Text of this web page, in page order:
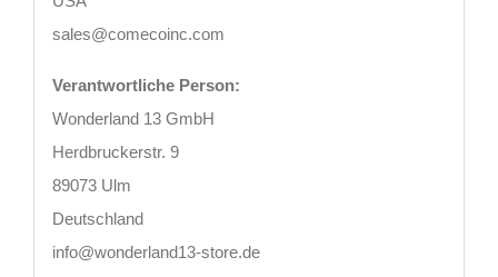
sales@comecoinc.com
Verantwortliche Person:
Wonderland 13 GmbH
Herdbruckerstr. 9
89073 Ulm
Deutschland
info@wonderland13-store.de